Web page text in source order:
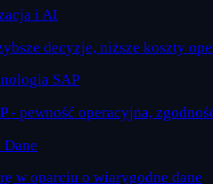
i AI
decyzje, niższe koszty
SAP
- pewność operacyjna,
w oparciu o wiarygodne dane